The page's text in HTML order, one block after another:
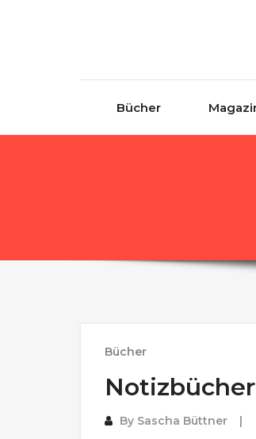
Bücher
Bücher
By Sascha Büttner